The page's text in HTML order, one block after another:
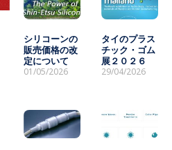
シリコーンの
販売価格の改
定について
01/05/2026
タイのプラス
チック・ゴム
展２０２６
29/04/2026